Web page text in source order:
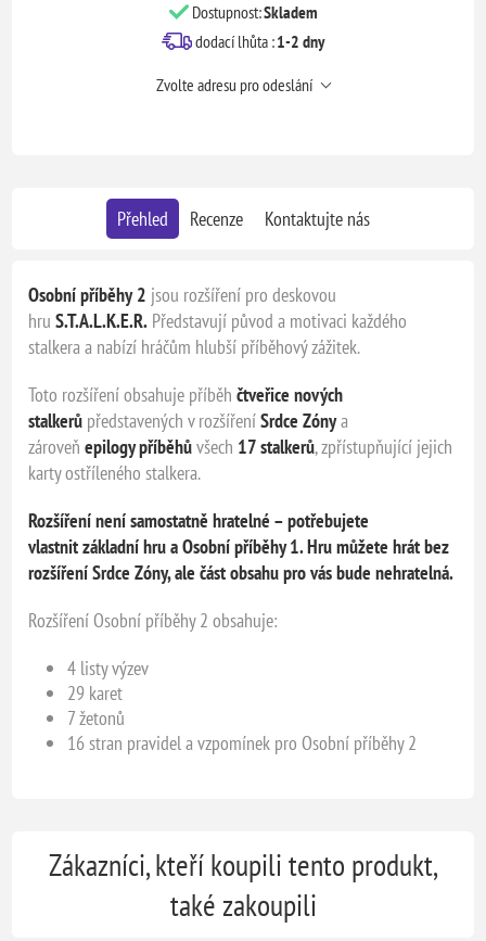
Dostupnost:Skladem
dodací lhůta :1-2 dny
Zvolte adresu pro odeslání
Přehled Recenze Kontaktujte nás
Osobní příběhy 2 jsou rozšíření pro deskovou
hruS.T.A.L.K.E.R. Představují původ a motivaci každého
stalkera a nabízí hráčům hlubší příběhový zážitek.
Toto rozšíření obsahuje příběhčtveřice nových
stalkerů představených v rozšířeníSrdce Zónya
zároveňepilogypříběhůvšech 17 stalkerů, zpřístupňující jejich
karty ostříleného stalkera.
Rozšíření není samostatně hratelné – potřebujete
vlastnit základní hru a Osobní příběhy 1. Hru můžete hrát bez
rozšíření Srdce Zóny, ale část obsahu pro vás bude nehratelná.
Rozšíření Osobní příběhy 2 obsahuje:
4 listy výzev
29 karet
7 žetonů
16 stran pravidel a vzpomínek pro Osobní příběhy 2
Zákazníci, kteří koupili tento produkt,
také zakoupili